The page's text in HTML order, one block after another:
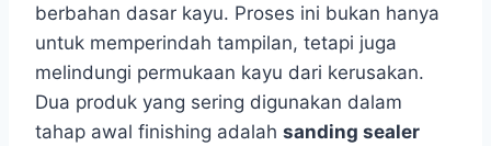
berbahan dasar kayu. Proses ini bukan hanya
untuk memperindah tampilan, tetapi juga
melindungi permukaan kayu dari kerusakan.
Dua produk yang sering digunakan dalam
tahap awal finishing adalah sanding sealer